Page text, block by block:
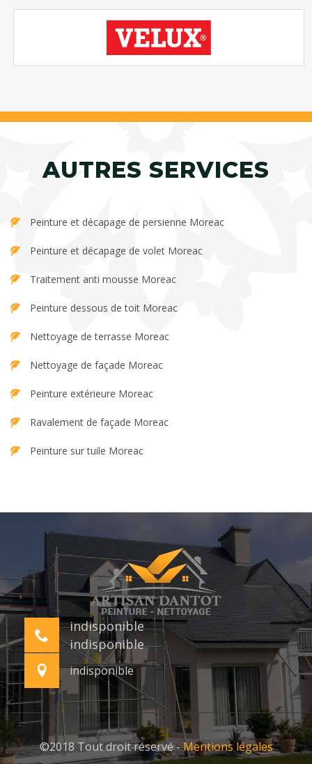
AUTRES SERVICES
Peinture et décapage de persienne Moreac
Peinture et décapage de volet Moreac
Traitement anti mousse Moreac
Peinture dessous de toit Moreac
Nettoyage de terrasse Moreac
Nettoyage de façade Moreac
Peinture extérieure Moreac
Ravalement de façade Moreac
Peinture sur tuile Moreac
indisponible
indisponible
indisponible
©2018 Tout droit réservé -Mentions légales